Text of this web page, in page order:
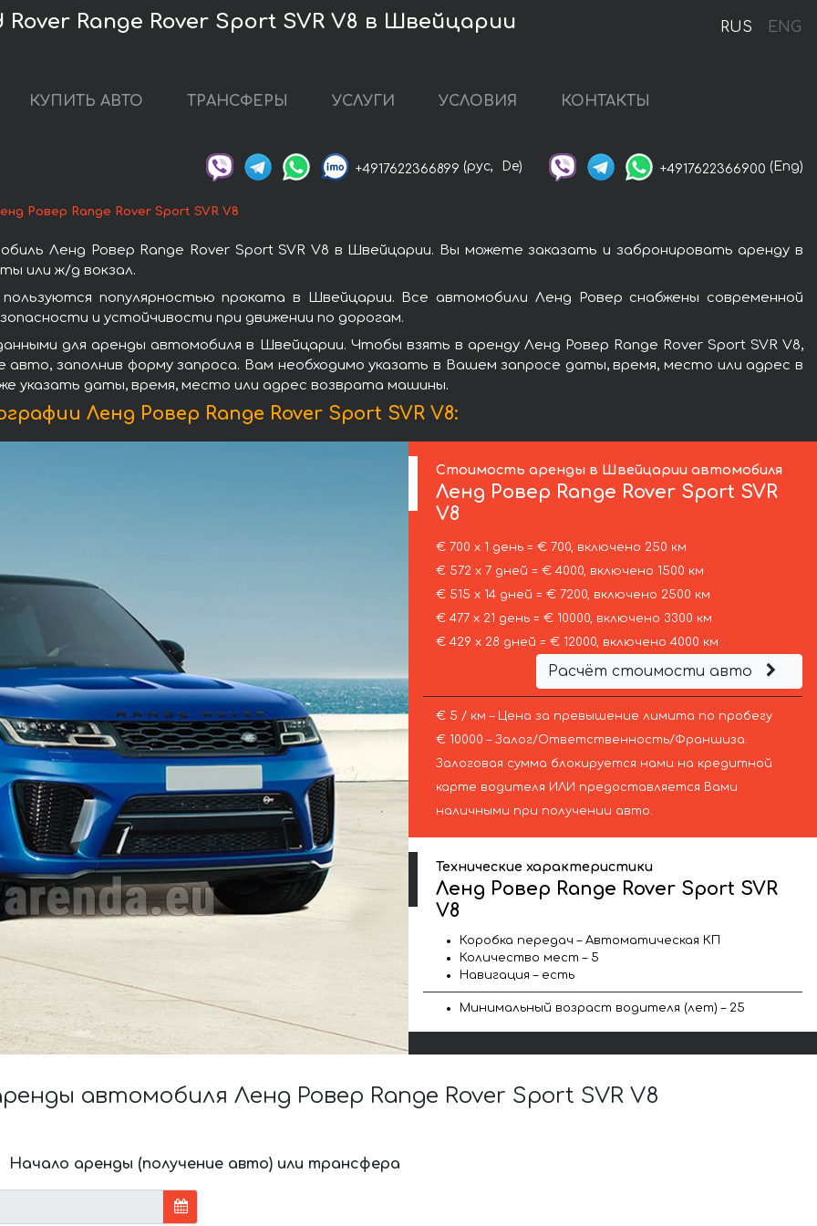
RUS ENG
Range Rover Sport SVR V8 в Швейцарии
КУПИТЬ АВТО ТРАНСФЕРЫ УСЛУГИ УСЛОВИЯ КОНТАКТЫ
+4917622366899 (рус, De) +4917622366900 (Eng)
Ровер Range Rover Sport SVR V8
Ленд Ровер Range Rover Sport SVR V8 в Швейцарии. Вы можете заказать и забронировать аренду в
или ж/д вокзал.
популярностью проката в Швейцарии. Все автомобили Ленд Ровер снабжены современной
и устойчивости при движении по дорогам.
для аренды автомобиля в Швейцарии. Чтобы взять в аренду Ленд Ровер Range Rover Sport SVR V8,
заполнив форму запроса. Вам необходимо указать в Вашем запросе даты, время, место или адрес в
указать даты, время, место или адрес возврата машины.
Ленд Ровер Range Rover Sport SVR V8:
Стоимость аренды в Швейцарии автомобиля
Ленд Ровер Range Rover Sport SVR
V8
€ 700 х 1 день = € 700, включено 250 км
€ 572 х 7 дней = € 4000, включено 1500 км
€ 515 х 14 дней = € 7200, включено 2500 км
€ 477 х 21 день = € 10000, включено 3300 км
€ 429 х 28 дней = € 12000, включено 4000 км
Расчёт стоимости авто
€ 5 / км – Цена за превышение лимита по пробегу
€ 10000 – Залог/Ответственность/Франшиза.
Залоговая сумма блокируется нами на кредитной
карте водителя ИЛИ предоставляется Вами
наличными при получении авто.
Технические характеристики
Ленд Ровер Range Rover Sport SVR
V8
Коробка передач – Автоматическая КП
Количество мест – 5
Навигация – есть
Минимальный возраст водителя (лет) – 25
автомобиля Ленд Ровер Range Rover Sport SVR V8
Начало аренды (получение авто) или трансфера